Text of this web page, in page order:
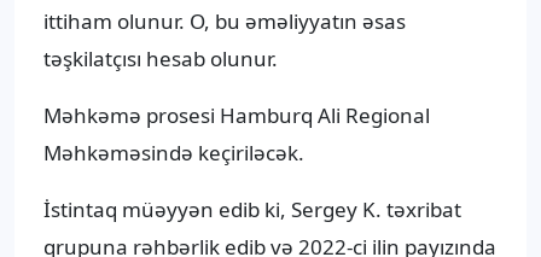
ittiham olunur. O, bu əməliyyatın əsas
təşkilatçısı hesab olunur.
Məhkəmə prosesi Hamburq Ali Regional
Məhkəməsində keçiriləcək.
İstintaq müəyyən edib ki, Sergey K. təxribat
qrupuna rəhbərlik edib və 2022-ci ilin payızında